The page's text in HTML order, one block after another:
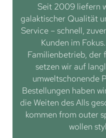
Seit 2009 liefern
galaktischer Qualität
Service – schnell,
Kunden im
Familienbetrieb, der
setzen wir auf
umweltschonende
Bestellungen haben
die Weiten des Alls
kommen from outer
wollen